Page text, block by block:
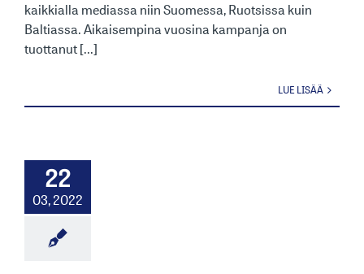
kaikkialla mediassa niin Suomessa, Ruotsissa kuin
Baltiassa. Aikaisempina vuosina kampanja on
tuottanut [...]
LUE LISÄÄ
22
03, 2022